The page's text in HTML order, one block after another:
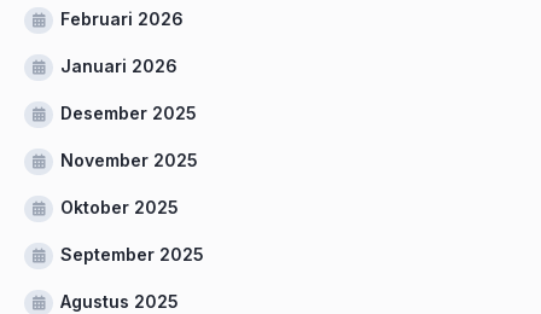
Februari 2026
Januari 2026
Desember 2025
November 2025
Oktober 2025
September 2025
Agustus 2025